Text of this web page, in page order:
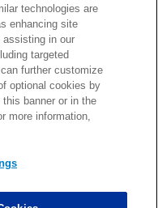
NFL
ー設定
Rights Reserved.
technologies are
enhancing site
assisting in our
targeted
further customize
optional cookies by
banner or in the
more information,